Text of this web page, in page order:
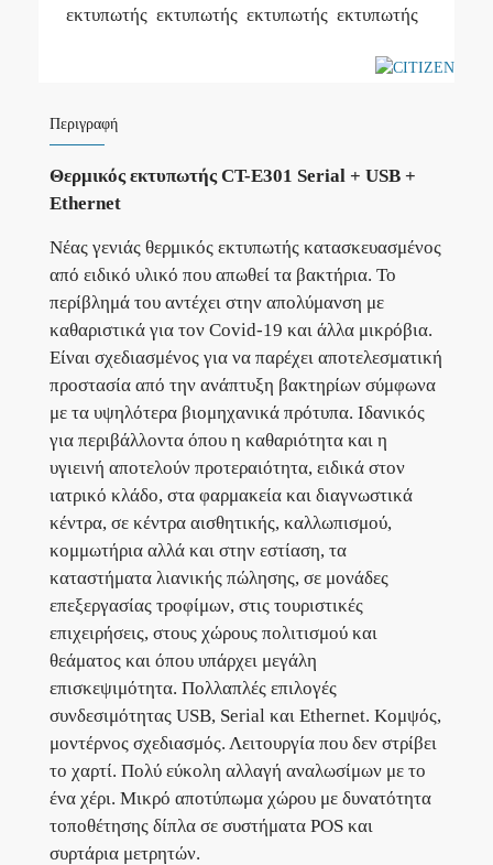
Περιγραφή
Θερμικός εκτυπωτής CT-E301 Serial + USB +
Ethernet
Νέας γενιάς θερμικός εκτυπωτής κατασκευασμένος
από ειδικό υλικό που απωθεί τα βακτήρια. Το
περίβλημά του αντέχει στην απολύμανση με
καθαριστικά για τον Covid-19 και άλλα μικρόβια.
Είναι σχεδιασμένος για να παρέχει αποτελεσματική
προστασία από την ανάπτυξη βακτηρίων σύμφωνα
με τα υψηλότερα βιομηχανικά πρότυπα. Ιδανικός
για περιβάλλοντα όπου η καθαριότητα και η
υγιεινή αποτελούν προτεραιότητα, ειδικά στον
ιατρικό κλάδο, στα φαρμακεία και διαγνωστικά
κέντρα, σε κέντρα αισθητικής, καλλωπισμού,
κομμωτήρια αλλά και στην εστίαση, τα
καταστήματα λιανικής πώλησης, σε μονάδες
επεξεργασίας τροφίμων, στις τουριστικές
επιχειρήσεις, στους χώρους πολιτισμού και
θεάματος και όπου υπάρχει μεγάλη
επισκεψιμότητα. Πολλαπλές επιλογές
συνδεσιμότητας USB, Serial και Ethernet. Κομψός,
μοντέρνος σχεδιασμός. Λειτουργία που δεν στρίβει
το χαρτί. Πολύ εύκολη αλλαγή αναλωσίμων με το
ένα χέρι. Μικρό αποτύπωμα χώρου με δυνατότητα
τοποθέτησης δίπλα σε συστήματα POS και
συρτάρια μετρητών.